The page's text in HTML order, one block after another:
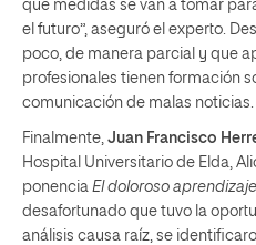
qué medidas se van a tomar
el futuro”, aseguró el experto.
poco, de manera parcial y que
profesionales tienen formación
comunicación de malas noticias.
Finalmente, Juan Francisco
Hospital Universitario de Elda,
ponencia El doloroso aprendizaje
desafortunado que tuvo la
análisis causa raíz, se